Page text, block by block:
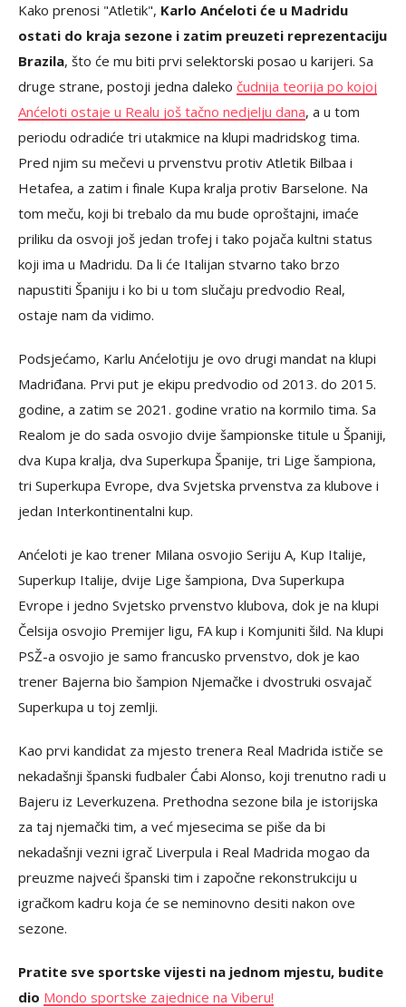
Kako prenosi "Atletik", Karlo Anćeloti će u Madridu
ostati do kraja sezone i zatim preuzeti reprezentaciju
Brazila, što će mu biti prvi selektorski posao u karijeri. Sa
druge strane, postoji jedna daleko čudnija teorija po kojoj
Anćeloti ostaje u Realu još tačno nedjelju dana, a u tom
periodu odradiće tri utakmice na klupi madridskog tima.
Pred njim su mečevi u prvenstvu protiv Atletik Bilbaa i
Hetafea, a zatim i finale Kupa kralja protiv Barselone. Na
tom meču, koji bi trebalo da mu bude oproštajni, imaće
priliku da osvoji još jedan trofej i tako pojača kultni status
koji ima u Madridu. Da li će Italijan stvarno tako brzo
napustiti Španiju i ko bi u tom slučaju predvodio Real,
ostaje nam da vidimo.
Podsjećamo, Karlu Anćelotiju je ovo drugi mandat na klupi
Madriđana. Prvi put je ekipu predvodio od 2013. do 2015.
godine, a zatim se 2021. godine vratio na kormilo tima. Sa
Realom je do sada osvojio dvije šampionske titule u Španiji,
dva Kupa kralja, dva Superkupa Španije, tri Lige šampiona,
tri Superkupa Evrope, dva Svjetska prvenstva za klubove i
jedan Interkontinentalni kup.
Anćeloti je kao trener Milana osvojio Seriju A, Kup Italije,
Superkup Italije, dvije Lige šampiona, Dva Superkupa
Evrope i jedno Svjetsko prvenstvo klubova, dok je na klupi
Čelsija osvojio Premijer ligu, FA kup i Komjuniti šild. Na klupi
PSŽ-a osvojio je samo francusko prvenstvo, dok je kao
trener Bajerna bio šampion Njemačke i dvostruki osvajač
Superkupa u toj zemlji.
Kao prvi kandidat za mjesto trenera Real Madrida ističe se
nekadašnji španski fudbaler Ćabi Alonso, koji trenutno radi u
Bajeru iz Leverkuzena. Prethodna sezone bila je istorijska
za taj njemački tim, a već mjesecima se piše da bi
nekadašnji vezni igrač Liverpula i Real Madrida mogao da
preuzme najveći španski tim i započne rekonstrukciju u
igračkom kadru koja će se neminovno desiti nakon ove
sezone.
Pratite sve sportske vijesti na jednom mjestu, budite
dio Mondo sportske zajednice na Viberu!